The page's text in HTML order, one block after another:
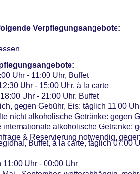
Verpflegungsangebote:
Uhr - 11:00 Uhr, Buffet
Uhr - 15:00 Uhr, à la carte
Uhr - 21:00 Uhr, Buffet
gegen Gebühr, Eis: täglich 11:00
nicht alkoholische Getränke: gegen
internationale alkoholische Getränke:
& Reservierung notwendig,
Buffet, à la carte, täglich 07:00
11:00 Uhr - 00:00 Uhr